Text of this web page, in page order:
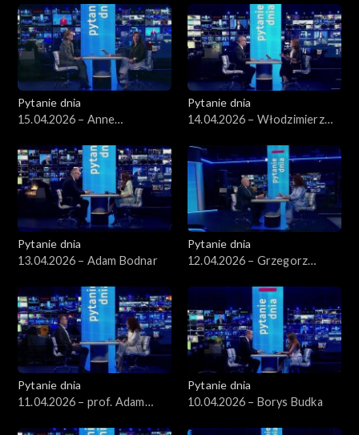
Pytanie dnia
15.04.2026 – Anne
Pytanie dnia
14.04.2026 – Włodzimierz
Pytanie dnia
13.04.2026 – Adam Bodnar
Pytanie dnia
12.04.2026 – Grzegorz
Pytanie dnia
11.04.2026 – prof. Adam
Pytanie dnia
10.04.2026 – Borys Budka